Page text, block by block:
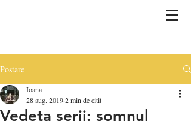
Postare
Vedeta serii: somnul
Ioana
28 aug. 20192 min de citit